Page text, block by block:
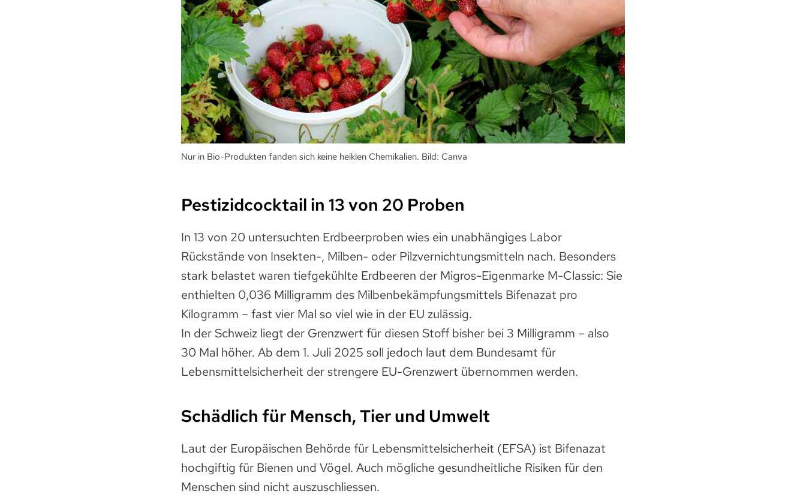
Nur in Bio-Produkten fanden sich keine heiklen Chemikalien. Bild: Canva
Pestizidcocktail in 13 von 20 Proben
In 13 von 20 untersuchten Erdbeerproben wies ein unabhängiges Labor
Rückstände von Insekten-, Milben- oder Pilzvernichtungsmitteln nach. Besonders
stark belastet waren tiefgekühlte Erdbeeren der Migros-Eigenmarke M-Classic: Sie
enthielten 0,036 Milligramm des Milbenbekämpfungsmittels Bifenazat pro
Kilogramm – fast vier Mal so viel wie in der EU zulässig.
In der Schweiz liegt der Grenzwert für diesen Stoff bisher bei 3 Milligramm – also
30 Mal höher. Ab dem 1. Juli 2025 soll jedoch laut dem Bundesamt für
Lebensmittelsicherheit der strengere EU-Grenzwert übernommen werden.
Schädlich für Mensch, Tier und Umwelt
Laut der Europäischen Behörde für Lebensmittelsicherheit (EFSA) ist Bifenazat
hochgiftig für Bienen und Vögel. Auch mögliche gesundheitliche Risiken für den
Menschen sind nicht auszuschliessen.